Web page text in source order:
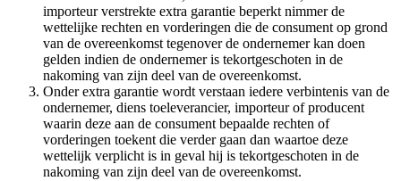
importeur verstrekte extra garantie beperkt nimmer de
wettelijke rechten en vorderingen die de consument op grond
van de overeenkomst tegenover de ondernemer kan doen
gelden indien de ondernemer is tekortgeschoten in de
nakoming van zijn deel van de overeenkomst.
Onder extra garantie wordt verstaan iedere verbintenis van de
ondernemer, diens toeleverancier, importeur of producent
waarin deze aan de consument bepaalde rechten of
vorderingen toekent die verder gaan dan waartoe deze
wettelijk verplicht is in geval hij is tekortgeschoten in de
nakoming van zijn deel van de overeenkomst.